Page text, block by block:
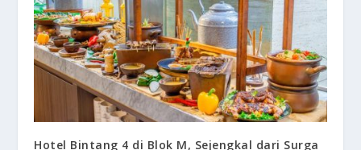
Hotel Bintang 4 di Blok M, Sejengkal dari Surga